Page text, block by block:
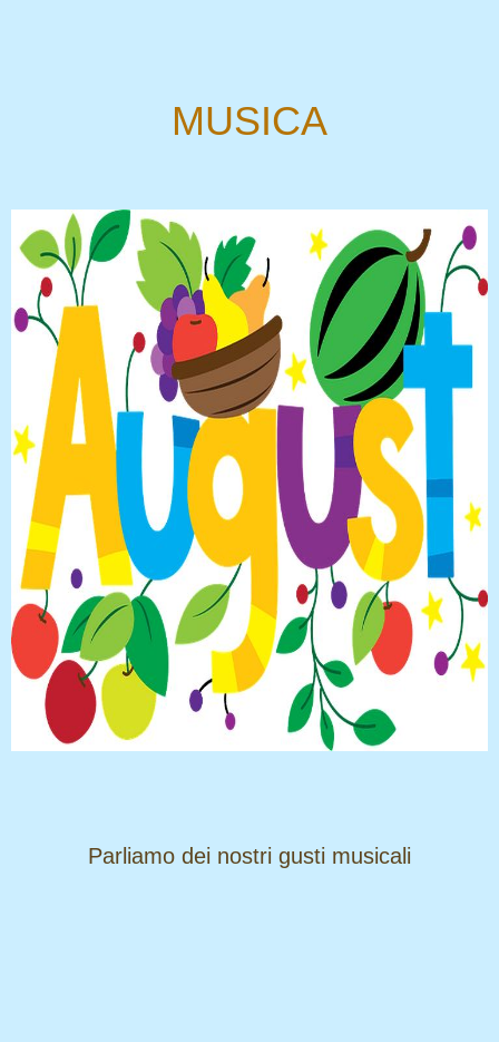
MUSICA
​​​​​​​Parliamo dei nostri gusti musicali